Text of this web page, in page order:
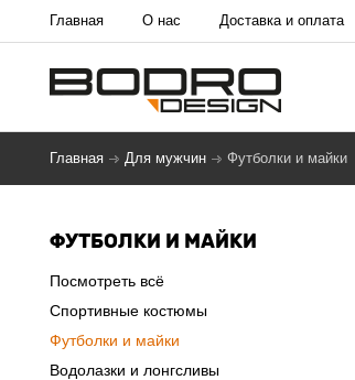
Главная О нас Доставка и оплата
Главная Для мужчин Футболки и майки
ФУТБОЛКИ И МАЙКИ
Посмотреть всё
Спортивные костюмы
Футболки и майки
Водолазки и лонгсливы